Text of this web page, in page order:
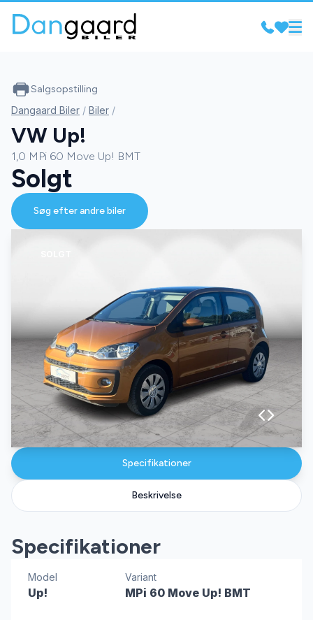
Specifikationer
Beskrivelse
Specifikationer
Model
Up!
Variant
MPi 60 Move Up! BMT
Salgsopstilling
Dangaard Biler / Biler /
VW Up!
1,0 MPi 60 Move Up! BMT
Solgt
Søg efter andre biler